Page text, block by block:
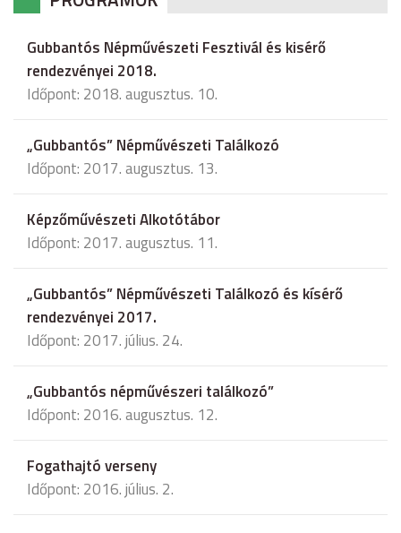
Gubbantós Népművészeti Fesztivál és kisérő
rendezvényei 2018.
Időpont: 2018. augusztus. 10.
„Gubbantós” Népművészeti Találkozó
Időpont: 2017. augusztus. 13.
Képzőművészeti Alkotótábor
Időpont: 2017. augusztus. 11.
„Gubbantós” Népművészeti Találkozó és kísérő
rendezvényei 2017.
Időpont: 2017. július. 24.
„Gubbantós népművészeri találkozó”
Időpont: 2016. augusztus. 12.
Fogathajtó verseny
Időpont: 2016. július. 2.